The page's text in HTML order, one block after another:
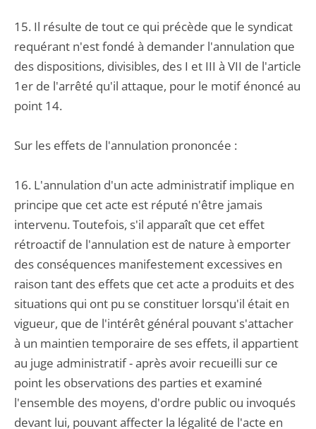
15. Il résulte de tout ce qui précède que le syndicat
requérant n'est fondé à demander l'annulation que
des dispositions, divisibles, des I et III à VII de l'article
1er de l'arrêté qu'il attaque, pour le motif énoncé au
point 14.
Sur les effets de l'annulation prononcée :
16. L'annulation d'un acte administratif implique en
principe que cet acte est réputé n'être jamais
intervenu. Toutefois, s'il apparaît que cet effet
rétroactif de l'annulation est de nature à emporter
des conséquences manifestement excessives en
raison tant des effets que cet acte a produits et des
situations qui ont pu se constituer lorsqu'il était en
vigueur, que de l'intérêt général pouvant s'attacher
à un maintien temporaire de ses effets, il appartient
au juge administratif - après avoir recueilli sur ce
point les observations des parties et examiné
l'ensemble des moyens, d'ordre public ou invoqués
devant lui, pouvant affecter la légalité de l'acte en